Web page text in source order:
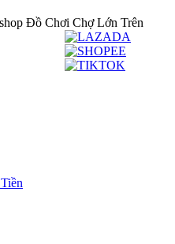
Đồ Chơi Chợ Lớn Trên